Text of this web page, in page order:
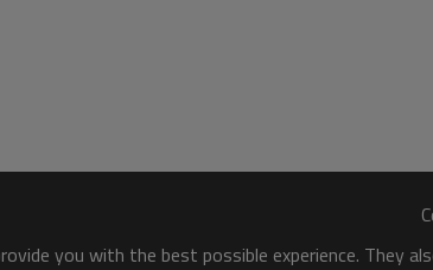
you with the best possible experience. They